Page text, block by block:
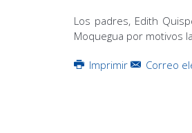
Los padres, Edith
Moquegua por motivos
Imprimir Correo